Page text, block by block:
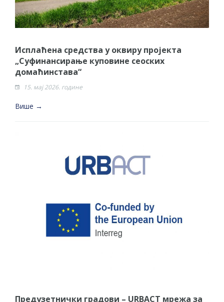
Исплаћена средства у оквиру пројекта
„Суфинансирање куповине сеоских
домаћинстава“
15. мај 2026. године
Више →
Предузетнички градови – URBACT мрежа за